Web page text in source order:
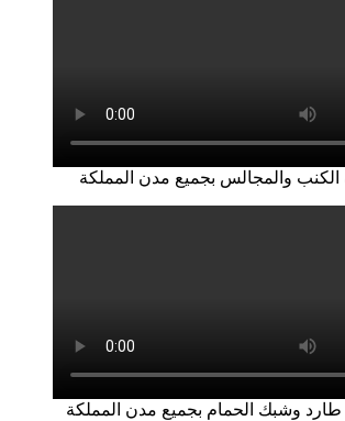
والمجالس بجميع مدن المملكة
وشبك الحمام بجميع مدن المملكة